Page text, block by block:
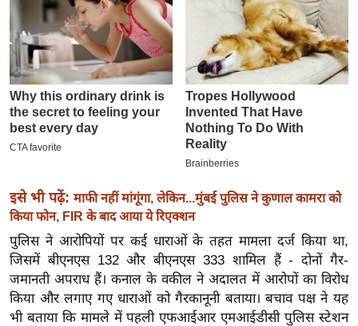
I
P
L
2
0
2
6
इ
म
ई
-
पे
प
र
इसे भी पढ़ें: माफी नहीं मांगूंगा, लेकिन...मुंबई पुलिस ने कुणाल कामरा को
किया फोन, FIR के बाद आया ये रिएक्शन
पुलिस ने आरोपियों पर कई धाराओं के तहत मामला दर्ज किया था,
जिसमें बीएनएस 132 और बीएनएस 333 शामिल हैं - दोनों गैर-
जमानती अपराध हैं। कनाल के वकील ने अदालत में आरोपों का विरोध
किया और लगाए गए धाराओं को गैरकानूनी बताया। बचाव पक्ष ने यह
भी बताया कि मामले में पहली एफआईआर एमआईडीसी पुलिस स्टेशन